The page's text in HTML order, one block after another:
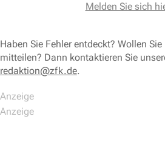
Melden Sie sich
Haben Sie Fehler entdeckt? Wollen
mitteilen? Dann kontaktieren Sie
redaktion@zfk.de.